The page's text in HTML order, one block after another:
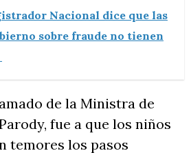
Nacional dice que las
sobre fraude no tienen
de la Ministra de
fue a que los niños
temores los pasos